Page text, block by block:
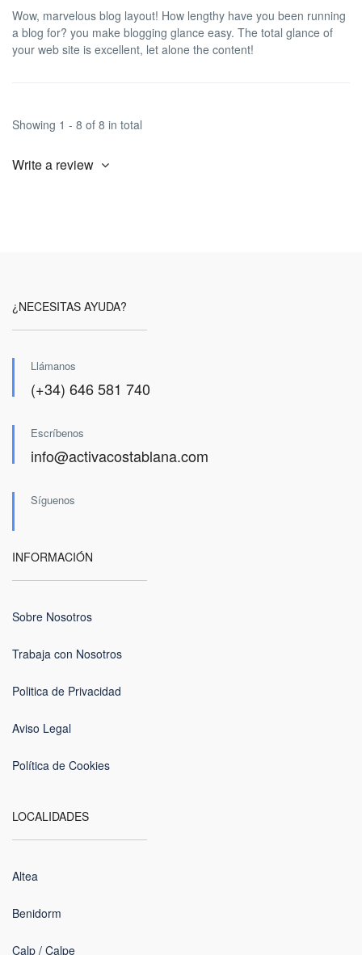
Wow, marvelous blog layout! How lengthy have you been running
a blog for? you make blogging glance easy. The total glance of
your web site is excellent, let alone the content!
Showing 1 - 8 of 8 in total
Write a review
¿NECESITAS AYUDA?
Llámanos
(+34) 646 581 740
Escríbenos
info@activacostablana.com
Síguenos
INFORMACIÓN
Sobre Nosotros
Trabaja con Nosotros
Politica de Privacidad
Aviso Legal
Política de Cookies
LOCALIDADES
Altea
Benidorm
Calp / Calpe